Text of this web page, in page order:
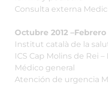
Consulta externa
Octubre 2012 –Febrero
Institut català de la
ICS Cap Molins de Rei –
Médico general
Atención de urgencia